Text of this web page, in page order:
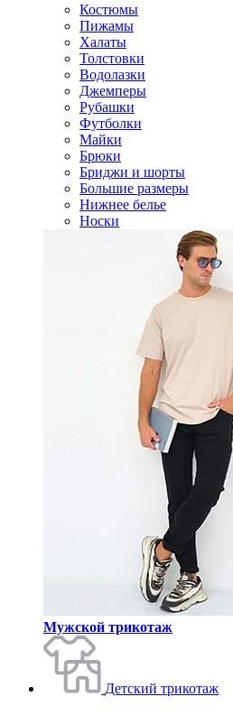
Костюмы
Пижамы
Халаты
Толстовки
Водолазки
Джемперы
Рубашки
Футболки
Майки
Брюки
Бриджи и шорты
Большие размеры
Нижнее белье
Носки
Мужской трикотаж
Детский трикотаж